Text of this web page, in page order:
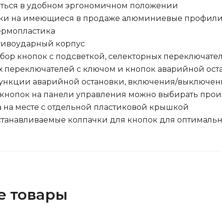
в удобном эргономичном положении
на имеющиеся в продаже алюминиевые профили
корпус
кнопок с подсветкой, селекторных
переключателей с ключом и кнопок аварийной
аварийной остановки, включения/
на панели управления можно выбирать
месте с отдельной пластиковой крышкой
колпачки для кнопок для
товары